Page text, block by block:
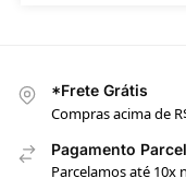
*Frete Grátis
Compras acima de
Pagamento
Parcelamos até 10x